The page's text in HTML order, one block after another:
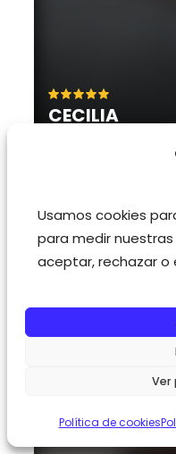
Usamos cookies
para medir
aceptar, rechazar o
Ver
Política de cookies